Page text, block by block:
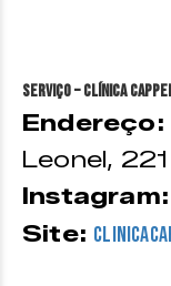
Serviço – Clínica
Endereço:
Leonel,
Instagram:
Site: